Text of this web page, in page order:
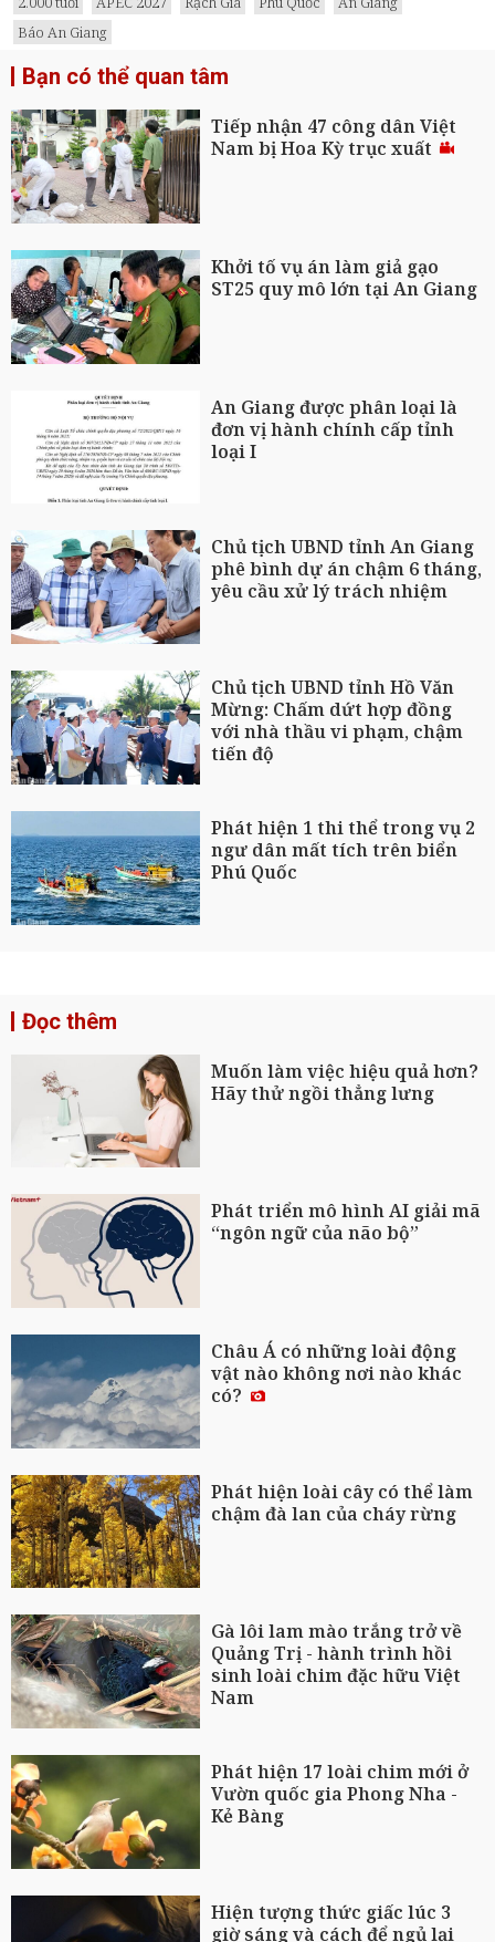
Báo An Giang
Bạn có thể quan tâm
Tiếp nhận 47 công dân Việt
Nam bị Hoa Kỳ trục xuất
Khởi tố vụ án làm giả gạo
ST25 quy mô lớn tại An Giang
An Giang được phân loại là
đơn vị hành chính cấp tỉnh
loại I
Chủ tịch UBND tỉnh An Giang
phê bình dự án chậm 6 tháng,
yêu cầu xử lý trách nhiệm
Chủ tịch UBND tỉnh Hồ Văn
Mừng: Chấm dứt hợp đồng
với nhà thầu vi phạm, chậm
tiến độ
Phát hiện 1 thi thể trong vụ 2
ngư dân mất tích trên biển
Phú Quốc
Đọc thêm
Muốn làm việc hiệu quả hơn?
Hãy thử ngồi thẳng lưng
Phát triển mô hình AI giải mã
“ngôn ngữ của não bộ”
Châu Á có những loài động
vật nào không nơi nào khác
có?
Phát hiện loài cây có thể làm
chậm đà lan của cháy rừng
Gà lôi lam mào trắng trở về
Quảng Trị - hành trình hồi
sinh loài chim đặc hữu Việt
Nam
Phát hiện 17 loài chim mới ở
Vườn quốc gia Phong Nha -
Kẻ Bàng
Hiện tượng thức giấc lúc 3
giờ sáng và cách để ngủ lại